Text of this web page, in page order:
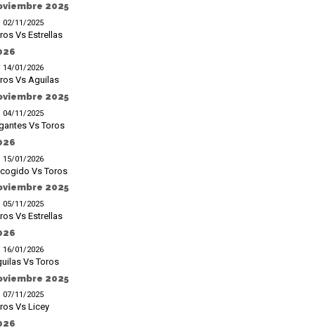
2025
02/11/2025
Vs Estrellas
14/01/2026
Vs Aguilas
2025
04/11/2025
Vs Toros
15/01/2026
Vs Toros
2025
05/11/2025
Vs Estrellas
16/01/2026
Vs Toros
2025
07/11/2025
Vs Licey